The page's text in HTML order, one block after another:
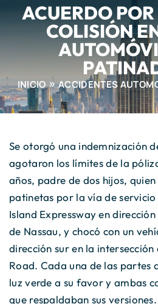
ACUERDO
COLISIÓN
INICIO ACCIDENTES
Se otorgó una indemnización
agotaron los límites de la
años, padre de dos hijos, quien
patinetas por la vía de
Island Expressway en
de Nassau, y chocó con un
dirección sur en la intersección
Road. Cada una de las
luz verde a su favor y ambas
que respaldaban sus